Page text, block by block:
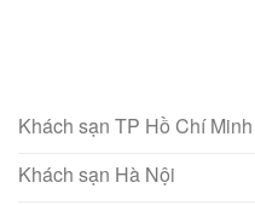
Khách sạn TP Hồ Chí Minh
Khách sạn Hà Nội